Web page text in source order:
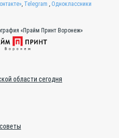
, Telegram , Одноклассники
«Прайм Принт Воронеж»
области сегодня